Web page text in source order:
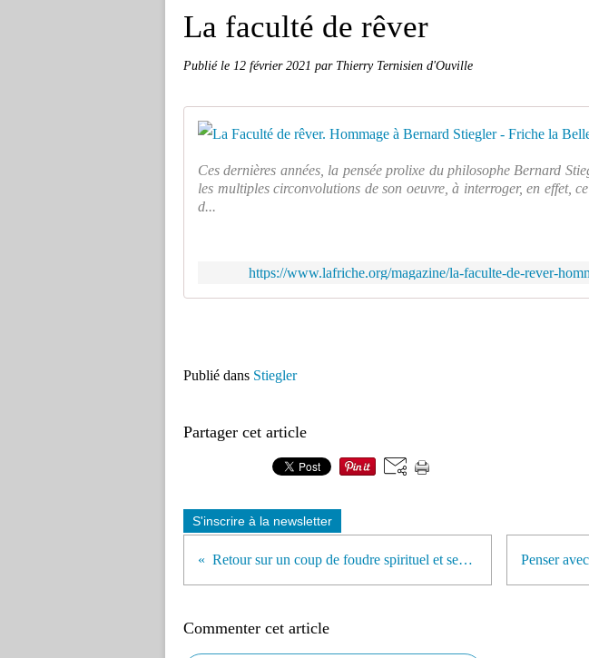
La faculté de rêver
Publié le 12 février 2021 par Thierry Ternisien d'Ouville
Ces dernières années, la pensée prolixe du philosophe Bernard
les multiples circonvolutions de son oeuvre, à interroger, en effet,
d...
https://www.lafriche.org/magazine/la-faculte-de-rever-
Publié dans Stiegler
Partager cet article
S'inscrire à la newsletter
Retour sur un coup de foudre spirituel et ses enfants
Commenter cet article